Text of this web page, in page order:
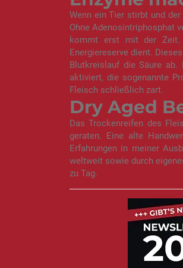
Wenn ein Tier stirbt und
Ohne Adenosintriphosphat
kommt erst mit der Zeit.
Energiereserve dient.
Blutkreislauf die Säure
aktiviert, die sogenannte
Fleisch schließlich zart.
Dry Aged
Das Trockenreifen des
geraten. Eine alte
Erfahrungen in meiner
weltweit sowie durch
zu Tag.